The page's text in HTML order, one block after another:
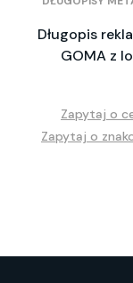
Długopis
GOMA z
Zapytaj o
Zapytaj o